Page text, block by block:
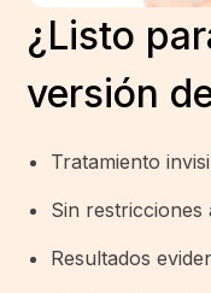
¿Listo
versión
Tratamiento
Sin restricciones
Resultados